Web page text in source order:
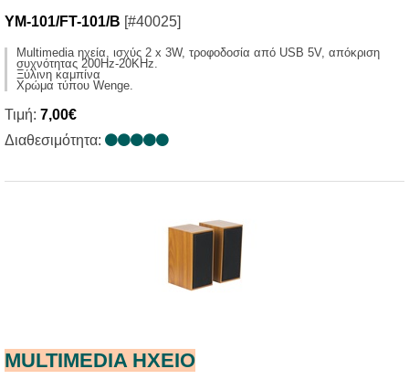
YM-101/FT-101/B [#40025]
Multimedia ηχεία, ισχύς 2 x 3W, τροφοδοσία από USB 5V, απόκριση
συχνότητας 200Ηz-20KHz.
Ξύλινη καμπίνα
Χρώμα τύπου Wenge.
Τιμή: 7,00€
Διαθεσιμότητα:
MULTIMEDIA HXΕΙΟ